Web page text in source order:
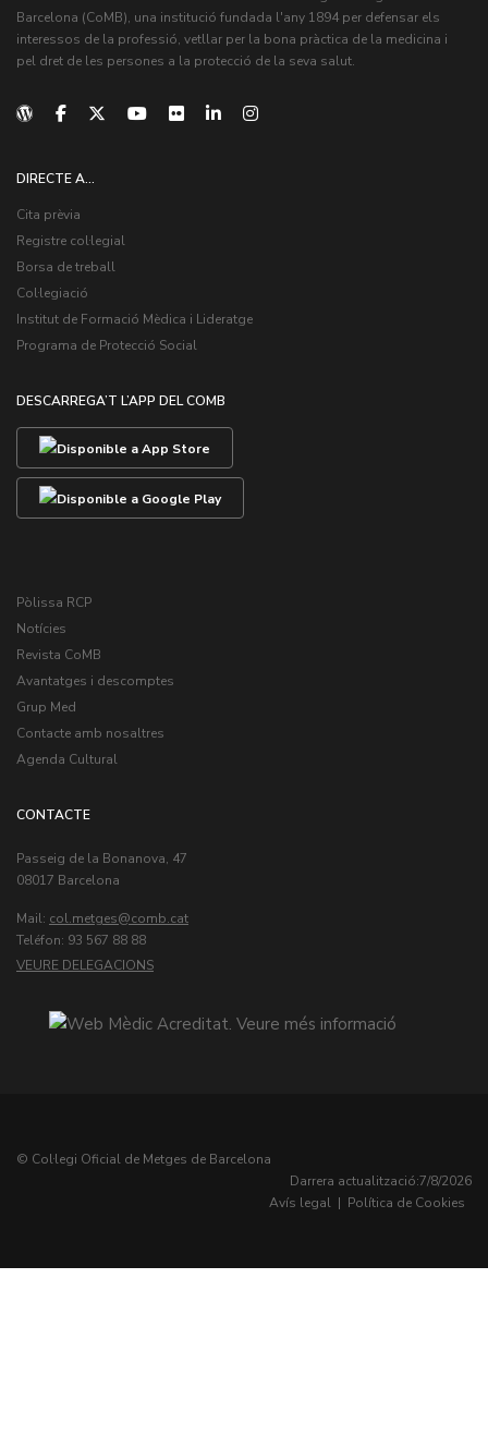
Barcelona (CoMB), una institució fundada l'any 1894 per defensar els
interessos de la professió, vetllar per la bona pràctica de la medicina i
pel dret de les persones a la protecció de la seva salut.
DIRECTE A...
Cita prèvia
Registre col·legial
Borsa de treball
Col·legiació
Institut de Formació Mèdica i Lideratge
Programa de Protecció Social
DESCARREGA’T L’APP DEL COMB
Pòlissa RCP
Notícies
Revista CoMB
Avantatges i descomptes
Grup Med
Contacte amb nosaltres
Agenda Cultural
CONTACTE
Passeig de la Bonanova, 47
08017 Barcelona
Mail: col.metges
Teléfon: 93 567 88 88
VEURE DELEGACIONS
© Col·legi Oficial de Metges de Barcelona
Darrera actualització:7/8/2026
Avís legal | Política de Cookies